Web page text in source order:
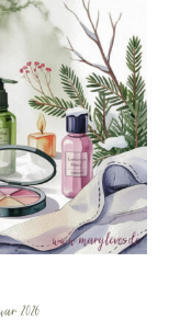
2026